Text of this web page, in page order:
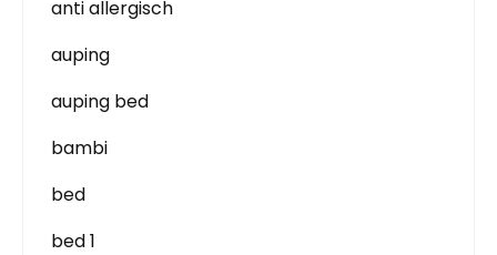
anti allergisch
auping
auping bed
bambi
bed
bed 1